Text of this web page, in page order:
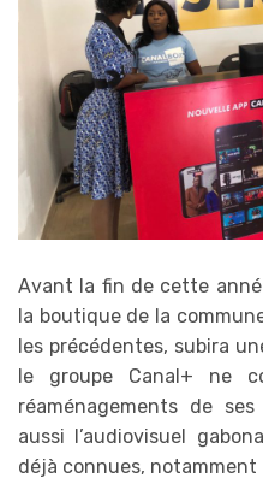
Avant la fin de cette
la boutique de la
les précédentes, subira
le groupe Canal+ ne
réaménagements de
aussi l’audiovisuel
déjà connues,